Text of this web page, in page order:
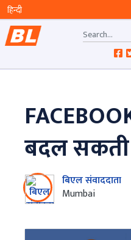
बदल सकती
बिएल संवाददाता
Mumbai